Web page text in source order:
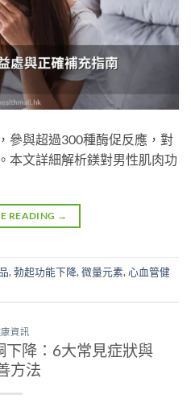
參與超過300種酶促反應，對
本文詳細解析鎂對男性肌肉功
READING →
, 勃起功能下降, 微量元素, 心血管健
資訊
下降：6大常見症狀與
方法